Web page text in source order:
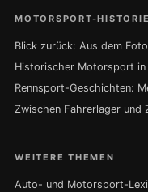
MOTORSPORT-HISTORIE
Blick zurück: Aus dem
Historischer Motorsport in
Rennsport-Geschichten:
Zwischen Fahrerlager und
WEITERE THEMEN
Auto- und Motorsport-